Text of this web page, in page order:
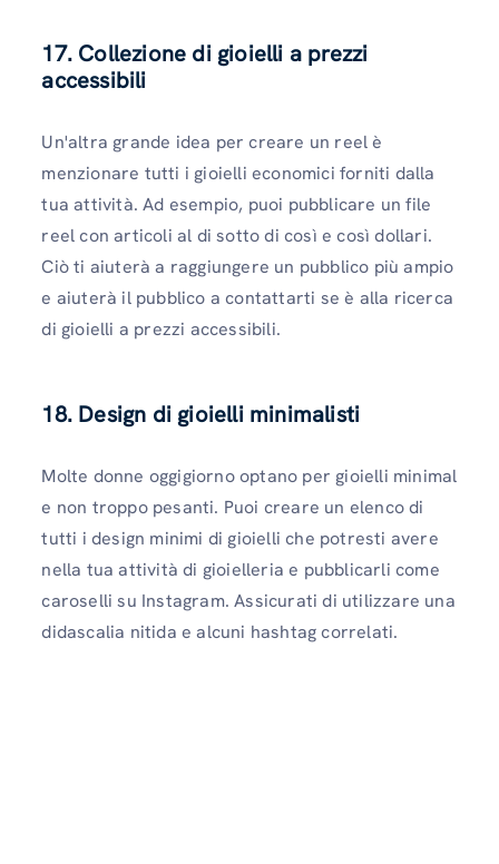
17. Collezione di gioielli a prezzi
accessibili
Un'altra grande idea per creare un reel è
menzionare tutti i gioielli economici forniti dalla
tua attività. Ad esempio, puoi pubblicare un file
reel con articoli al di sotto di così e così dollari.
Ciò ti aiuterà a raggiungere un pubblico più ampio
e aiuterà il pubblico a contattarti se è alla ricerca
di gioielli a prezzi accessibili.
18. Design di gioielli minimalisti
Molte donne oggigiorno optano per gioielli minimal
e non troppo pesanti. Puoi creare un elenco di
tutti i design minimi di gioielli che potresti avere
nella tua attività di gioielleria e pubblicarli come
caroselli su Instagram. Assicurati di utilizzare una
didascalia nitida e alcuni hashtag correlati.